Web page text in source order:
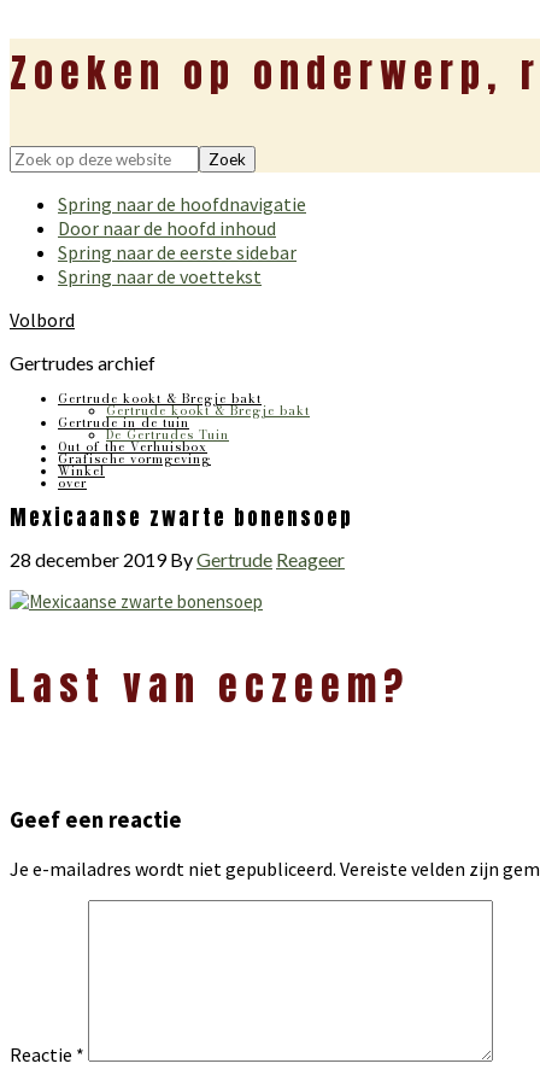
Zoeken op onderwerp,
Zoek
deze
website
Spring naar de hoofdnavigatie
Door naar de hoofd inhoud
Spring naar de eerste sidebar
Spring naar de voettekst
Volbord
Gertrudes archief
Gertrude kookt & Bregje bakt
Gertrude kookt & Bregje bakt
Gertrude in de tuin
De Gertrudes Tuin
Out of the Verhuisbox
Grafische vormgeving
Winkel
over
Mexicaanse zwarte bonensoep
28 december 2019ByGertrude Reageer
Interacties
Last van eczeem?
Geef een reactie
Je e-mailadres wordt niet gepubliceerd. Vereiste velden zijn
Reactie *